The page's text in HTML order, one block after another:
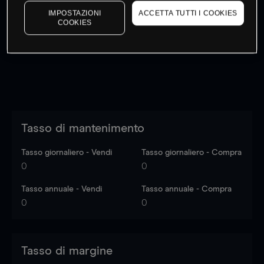
I prezzi sono solo indicativi. Accediper vedere gli ultimi
dati di mercato
to see latest market data
Tasso di mantenimento
Tasso giornaliero - Vendi
0
Tasso giornaliero - Compra
0
Tasso annuale - Vendi
0
Tasso annuale - Compra
0
Tasso di margine
IMPOSTAZIONI
COOKIES
ACCETTA TUTTI I COOKIES